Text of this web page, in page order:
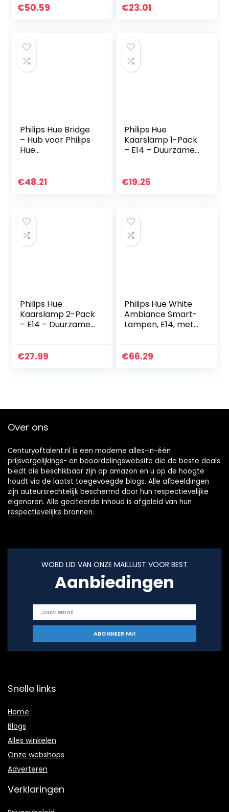
Cool + Warm Light
€50.59
spraakbediening,
€23.01
Philips Hue Bridge
– Hub voor Philips
Hue
Controle over tot
€48.21
Philips Hue
Kaarslamp 1-Pack
– E14 – Duurzame
Dimbaar – Verbind
€19.25
Philips Hue
Kaarslamp 2-Pack
– E14 – Duurzame
Dimbaar – Verbind
€27.99
Philips Hue White
Ambiance Smart-
Lampen, E14, met
W, 2 Stuks
€66.29
Over ons
Centuryoftalent.nl is een moderne alles-in-één
prijsvergelijkings- en beoordelingswebsite die de beste deals
biedt die beschikbaar zijn op amazon en u op de hoogte
houdt via de laatst toegevoegde blogs. Alle afbeeldingen
zijn auteursrechtelijk beschermd door hun respectievelijke
eigenaren. Alle geciteerde inhoud is afgeleid van hun
respectievelijke bronnen.
WORD LID VAN ONZE MAILLIJST VOOR BEST
Aanbiedingen
Snelle links
Home
Blogs
Alles winkelen
Onze webshops
Adverteren
Verklaringen